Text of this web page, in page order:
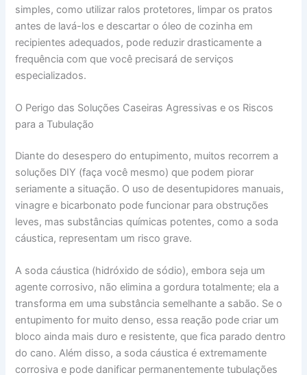
simples, como utilizar ralos protetores, limpar os pratos
antes de lavá-los e descartar o óleo de cozinha em
recipientes adequados, pode reduzir drasticamente a
frequência com que você precisará de serviços
especializados.
O Perigo das Soluções Caseiras Agressivas e os Riscos
para a Tubulação
Diante do desespero do entupimento, muitos recorrem a
soluções DIY (faça você mesmo) que podem piorar
seriamente a situação. O uso de desentupidores manuais,
vinagre e bicarbonato pode funcionar para obstruções
leves, mas substâncias químicas potentes, como a soda
cáustica, representam um risco grave.
A soda cáustica (hidróxido de sódio), embora seja um
agente corrosivo, não elimina a gordura totalmente; ela a
transforma em uma substância semelhante a sabão. Se o
entupimento for muito denso, essa reação pode criar um
bloco ainda mais duro e resistente, que fica parado dentro
do cano. Além disso, a soda cáustica é extremamente
corrosiva e pode danificar permanentemente tubulações